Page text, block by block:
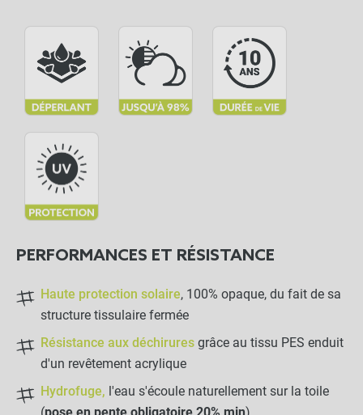
Toile d'ombrage pergola imperméable -
Anthracite 28,99 €
NOTRE RECOMMANDATION POUR
UNE POSE EN TOUTE TRANQUILLITÉ
Ø6mm
- +
PERFORMANCES ET RÉSISTANCE
Haute protection solaire, 100% opaque, du fait de sa
structure tissulaire fermée
Résistance aux déchirures grâce au tissu PES enduit
d'un revêtement acrylique
Hydrofuge, l'eau s'écoule naturellement sur la toile